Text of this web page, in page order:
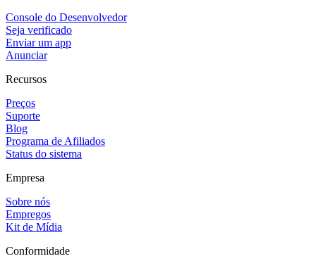
Console do Desenvolvedor
Seja verificado
Enviar um app
Anunciar
Recursos
Preços
Suporte
Blog
Programa de Afiliados
Status do sistema
Empresa
Sobre nós
Empregos
Kit de Mídia
Conformidade